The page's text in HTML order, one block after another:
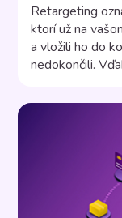
Retargeting
ktorí už na
a vložili ho do
nedokončili.
konverzný
reklamy.
display